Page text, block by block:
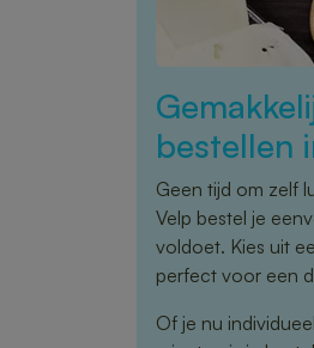
bestellen
Geen tijd om zelf
Velp bestel je
voldoet. Kies uit
perfect voor een
Of je nu